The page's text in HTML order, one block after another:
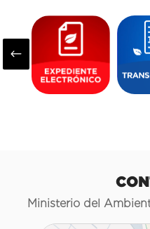
#
Ministerio del